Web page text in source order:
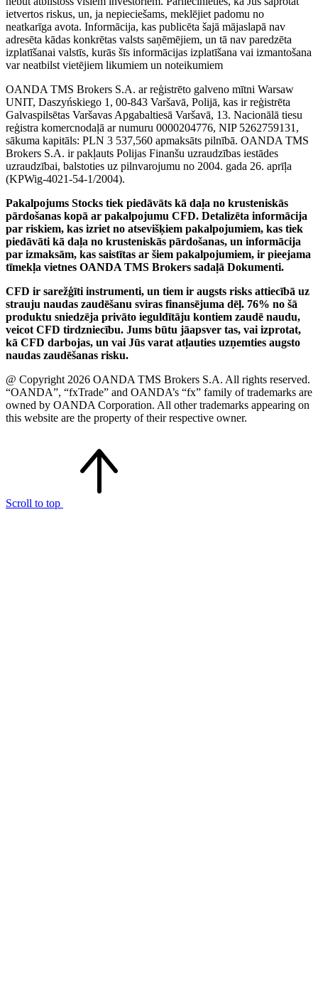
ietvertos riskus, un, ja nepieciešams, meklējiet padomu no
neatkarīga avota. Informācija, kas publicēta šajā mājaslapā nav
adresēta kādas konkrētas valsts saņēmējiem, un tā nav paredzēta
izplatīšanai valstīs, kurās šīs informācijas izplatīšana vai izmantošana
var neatbilst vietējiem likumiem un noteikumiem
OANDA TMS Brokers S.A. ar reģistrēto galveno mītni Warsaw
UNIT, Daszyńskiego 1, 00-843 Varšavā, Polijā, kas ir reģistrēta
Galvaspilsētas Varšavas Apgabaltiesā Varšavā, 13. Nacionālā tiesu
reģistra komercnodaļā ar numuru 0000204776, NIP 5262759131,
sākuma kapitāls: PLN 3 537,560 apmaksāts pilnībā. OANDA TMS
Brokers S.A. ir pakļauts Polijas Finanšu uzraudzības iestādes
uzraudzībai, balstoties uz pilnvarojumu no 2004. gada 26. aprīļa
(KPWig-4021-54-1/2004).
Pakalpojums Stocks tiek piedāvāts kā daļa no krusteniskās
pārdošanas kopā ar pakalpojumu CFD. Detalizēta informācija
par riskiem, kas izriet no atsevišķiem pakalpojumiem, kas tiek
piedāvāti kā daļa no krusteniskās pārdošanas, un informācija
par izmaksām, kas saistītas ar šiem pakalpojumiem, ir pieejama
tīmekļa vietnes OANDA TMS Brokers sadaļā Dokumenti.
CFD ir sarežģīti instrumenti, un tiem ir augsts risks attiecībā uz
strauju naudas zaudēšanu sviras finansējuma dēļ. 76% no šā
produktu sniedzēja privāto ieguldītāju kontiem zaudē naudu,
veicot CFD tirdzniecību. Jums būtu jāapsver tas, vai izprotat,
kā CFD darbojas, un vai Jūs varat atļauties uzņemties augsto
naudas zaudēšanas risku.
@ Copyright 2026 OANDA TMS Brokers S.A. All rights reserved.
“OANDA”, “fxTrade” and OANDA’s “fx” family of trademarks are
owned by OANDA Corporation. All other trademarks appearing on
this website are the property of their respective owner.
Scroll to top